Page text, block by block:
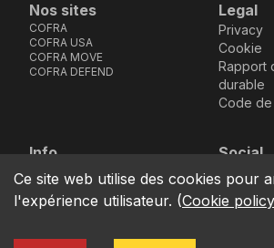
Nos sites
COFRA
COFRA USA
COFRA MOVE
COFRA DEFEND
Legal
Privacy
Cookie
Rapport
durable
Code
Info
location_on
Via dell’Euro 53-57-59,
76121 Barletta - BT -
ITALIA
Social
Ce site web utilise des cookies pour
l'expérience utilisateur. (Cookie policy